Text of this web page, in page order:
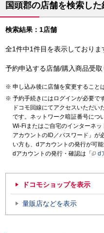
国頭郡の店舗を検索し
検索結果：1店舗
全1件中1件目を表示しておりま
予約申込する店舗/購入商品受取
申し込み後に店舗を変更すること
予約手続きにはログインが必要です
ドコモ回線にてアクセスいただ
です。ネットワーク暗証番号につ
Wi-Fiまたはご自宅のインターネ
アカウントのID／パスワード」が
い方も、dアカウントの発行が可能
dアカウントの発行・確認は「
d
ドコモショップを表示
量販店などを表示